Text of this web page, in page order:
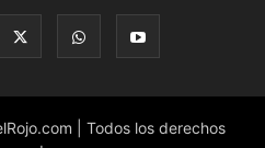
| Todos los derechos